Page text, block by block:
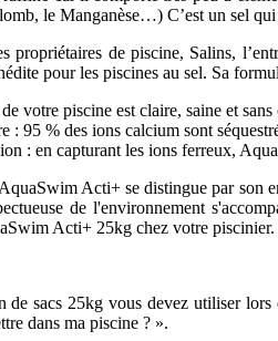
le Manganèse…) C’est un sel
propriétaires de piscine, Salins,
pour les piscines au sel. Sa
votre piscine est claire, saine et
: 95 % des ions calcium sont
: en capturant les ions ferreux,
Acti+ se distingue par son
de l'environnement
Acti+ 25kg chez votre piscinier.
de sacs 25kg vous devez utiliser
dans ma piscine ? ».